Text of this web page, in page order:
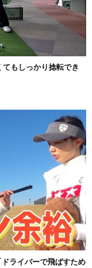
もしっかり捻転でき
ライバーで飛ばすため